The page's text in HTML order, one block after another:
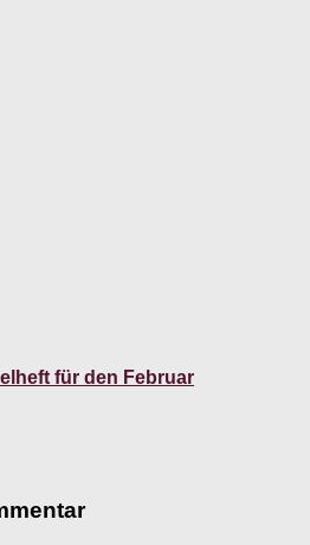
für den Februar